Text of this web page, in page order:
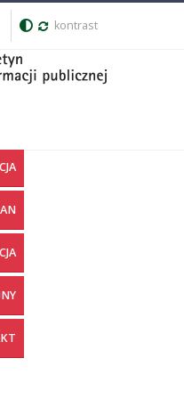
kontrast